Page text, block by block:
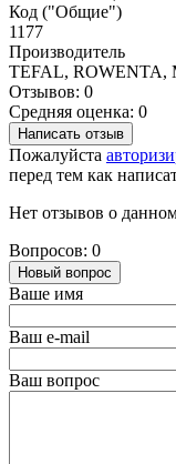
Код ("Общие")
1177
Производитель
TEFAL, ROWENTA,
Отзывов: 0
Средняя оценка: 0
Написать отзыв
Пожалуйста
перед тем как
Нет отзывов о
Вопросов: 0
Новый вопрос
Ваше имя
Ваш e-mail
Ваш вопрос